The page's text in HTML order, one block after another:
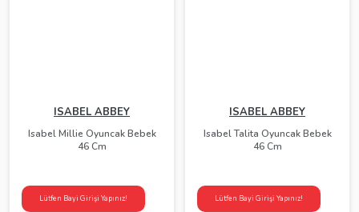
ISABEL ABBEY
Isabel Millie Oyuncak Bebek
46 Cm
Lütfen Bayi Girişi Yapınız!
ISABEL ABBEY
Isabel Talita Oyuncak Bebek
46 Cm
Lütfen Bayi Girişi Yapınız!